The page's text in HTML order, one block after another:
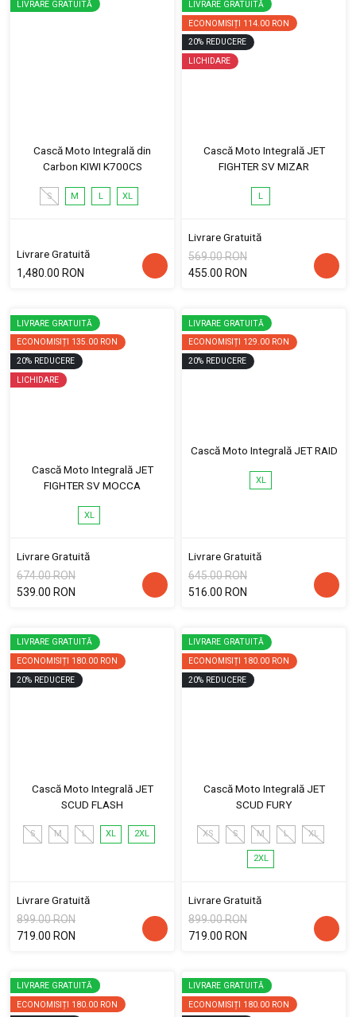
LIVRARE GRATUITĂ
Cască Moto Integrală din
Carbon KIWI K700CS
S M L XL
Livrare Gratuită
1,480.00 RON
LIVRARE GRATUITĂ
ECONOMISIȚI 114.00 RON
20% REDUCERE
LICHIDARE
Cască Moto Integrală JET
FIGHTER SV MIZAR
L
Livrare Gratuită
569.00 RON
455.00 RON
LIVRARE GRATUITĂ
ECONOMISIȚI 135.00 RON
20% REDUCERE
LICHIDARE
Cască Moto Integrală JET
FIGHTER SV MOCCA
XL
Livrare Gratuită
674.00 RON
539.00 RON
LIVRARE GRATUITĂ
ECONOMISIȚI 129.00 RON
20% REDUCERE
Cască Moto Integrală JET RAID
XL
Livrare Gratuită
645.00 RON
516.00 RON
LIVRARE GRATUITĂ
ECONOMISIȚI 180.00 RON
20% REDUCERE
Cască Moto Integrală JET
SCUD FLASH
S M L XL 2XL
Livrare Gratuită
899.00 RON
719.00 RON
LIVRARE GRATUITĂ
ECONOMISIȚI 180.00 RON
20% REDUCERE
Cască Moto Integrală JET
SCUD FURY
XS S M L XL
2XL
Livrare Gratuită
899.00 RON
719.00 RON
LIVRARE GRATUITĂ
ECONOMISIȚI 180.00 RON
LIVRARE GRATUITĂ
ECONOMISIȚI 180.00 RON